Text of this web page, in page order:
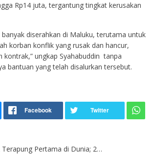
Rp14 juta, tergantung tingkat kerusakan
banyak diserahkan di Maluku, terutama untuk
korban konflik yang rusak dan hancur,
kontrak,” ungkap Syahabuddin tanpa
bantuan yang telah disalurkan tersebut.
Terapung Pertama di Dunia; 2…